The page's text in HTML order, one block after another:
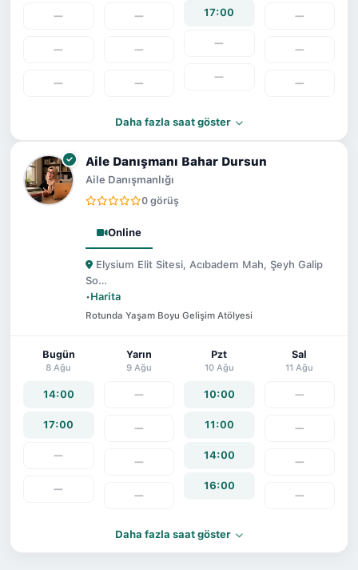
—
—
—
—
—
—
17:00
—
—
—
—
—
Daha fazla saat göster
Aile Danışmanı Bahar Dursun
Aile Danışmanlığı
0 görüş
Online
Elysium Elit Sitesi, Acıbadem Mah, Şeyh Galip
So…
•Harita
Rotunda Yaşam Boyu Gelişim Atölyesi
Bugün
8 Ağu
14:00
17:00
—
—
Yarın
9 Ağu
—
—
—
—
Pzt
10 Ağu
10:00
11:00
14:00
16:00
Sal
11 Ağu
—
—
—
—
Daha fazla saat göster